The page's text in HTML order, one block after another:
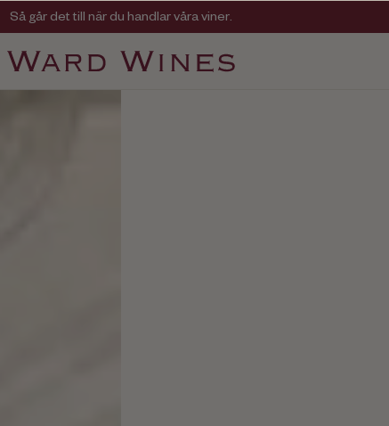
Viner med kvalitet, ursprung & personlighet
Så går det till när du handlar våra viner.